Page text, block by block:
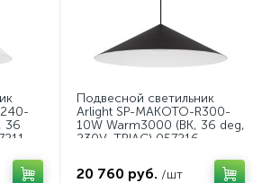
36
Подвесной светильник
Arlight SP-MAKOTO-R300-
10W Warm3000 (BK, 36 deg,
230V, TRIAC) 057216
20 760 руб. /шт